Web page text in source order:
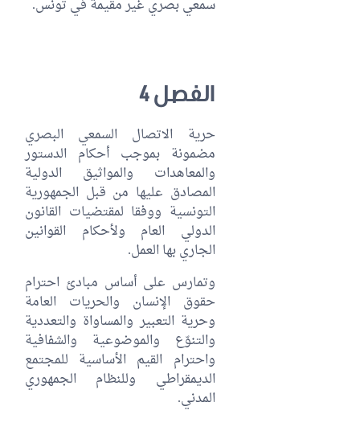
سمعي بصري غير مقيمة في تونس.
الفصل 4
حرية الاتصال السمعي البصري
مضمونة بموجب أحكام الدستور
والمعاهدات والمواثيق الدولية
المصادق عليها من قبل الجمهورية
التونسية ووفقا لمقتضيات القانون
الدولي العام ولأحكام القوانين
الجاري بها العمل.
وتمارس على أساس مبادئ احترام
حقوق الإنسان والحريات العامة
وحرية التعبير والمساواة والتعددية
والتنوّع والموضوعية والشفافية
واحترام القيم الأساسية للمجتمع
الديمقراطي وللنظام الجمهوري
المدني.